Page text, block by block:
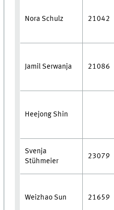
Nora Schulz 21042
Jamil Serwanja 21086
Heejong Shin
Svenja
Stühmeier
23079
Weizhao Sun 21659